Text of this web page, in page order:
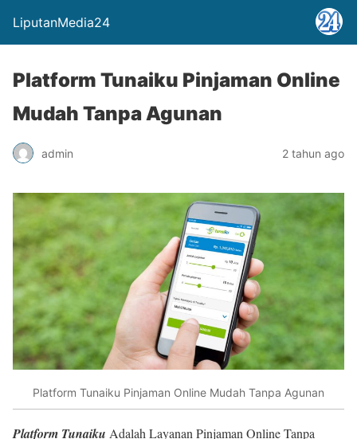
LiputanMedia24
Platform Tunaiku Pinjaman Online
Mudah Tanpa Agunan
admin 2 tahun ago
Platform Tunaiku Pinjaman Online Mudah Tanpa Agunan
Platform Tunaiku Adalah Layanan Pinjaman Online Tanpa